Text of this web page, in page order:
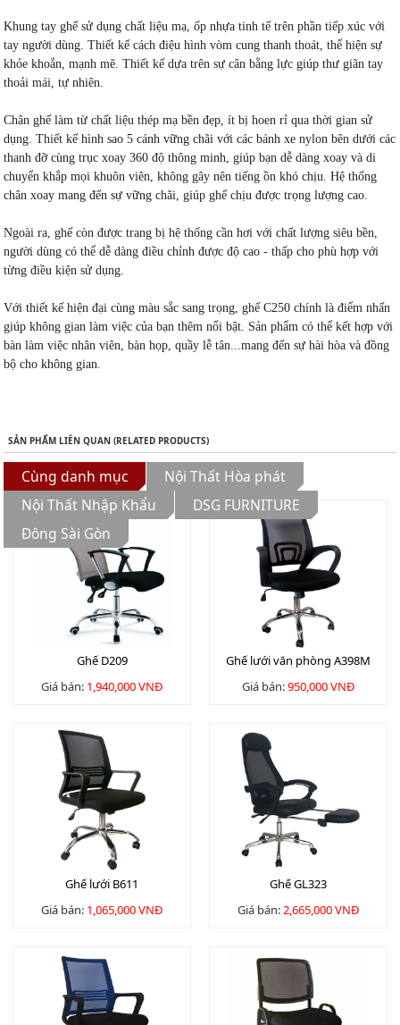
Khung tay ghế sử dụng chất liệu mạ, ốp nhựa tinh tế trên phần tiếp xúc với
tay người dùng. Thiết kế cách điệu hình vòm cung thanh thoát, thể hiện sự
khỏe khoắn, mạnh mẽ. Thiết kế dựa trên sự cân bằng lực giúp thư giãn tay
thoải mái, tự nhiên.
Chân ghế làm từ chất liệu thép mạ bền đẹp, ít bị hoen rỉ qua thời gian sử
dụng. Thiết kế hình sao 5 cánh vững chãi với các bánh xe nylon bên dưới các
thanh đỡ cùng trục xoay 360 độ thông minh, giúp bạn dễ dàng xoay và di
chuyển khắp mọi khuôn viên, không gây nên tiếng ồn khó chịu. Hệ thống
chân xoay mang đến sự vững chãi, giúp ghế chịu được trọng lượng cao.
Ngoài ra, ghế còn được trang bị hệ thống cần hơi với chất lượng siêu bền,
người dùng có thể dễ dàng điều chỉnh được độ cao - thấp cho phù hợp với
từng điều kiện sử dụng.
Với thiết kế hiện đại cùng màu sắc sang trọng, ghế C250 chính là điểm nhấn
giúp không gian làm việc của bạn thêm nổi bật. Sản phẩm có thể kết hợp với
bàn làm việc nhân viên, bàn họp, quầy lễ tân...mang đến sự hài hòa và đồng
bộ cho không gian.
SẢN PHẨM LIÊN QUAN (RELATED PRODUCTS)
Cùng danh mục
Nội Thất Hòa phát
Nội Thất Nhập Khẩu
DSG FURNITURE
Đông Sài Gòn
Ghế D209
Giá bán: 1,940,000 VNĐ
Ghế lưới văn phòng A398M
Giá bán:950,000 VNĐ
Ghế lưới B611
Giá bán: 1,065,000 VNĐ
Ghế GL323
Giá bán:2,665,000 VNĐ